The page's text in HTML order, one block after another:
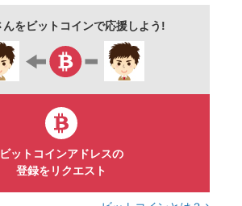
メッセージカード
キレイ
賑やか たのしい
マスツリー パーティー
メリークリスマス
んをビットコインで応援しよう!
ビットコインアドレスの
登録をリクエスト